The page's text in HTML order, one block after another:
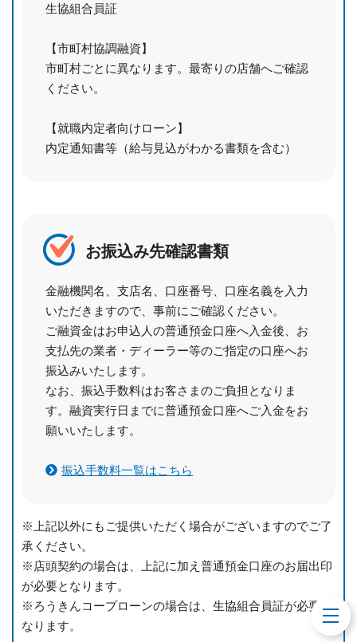
生協組合員証
【市町村協調融資】
市町村ごとに異なります。最寄りの店舗へご確認
ください。
【就職内定者向けローン】
内定通知書等（給与見込がわかる書類を含む）
お振込み先確認書類
金融機関名、支店名、口座番号、口座名義を入力
いただきますので、事前にご確認ください。
ご融資金はお申込人の普通預金口座へ入金後、お
支払先の業者・ディーラー等のご指定の口座へお
振込みいたします。
なお、振込手数料はお客さまのご負担となりま
す。融資実行日までに普通預金口座へご入金をお
願いいたします。
振込手数料一覧はこちら
※上記以外にもご提供いただく場合がございますのでご了
承ください。
※店頭契約の場合は、上記に加え普通預金口座のお届出印
が必要となります。
※ろうきんコープローンの場合は、生協組合員証が必要と
なります。
toggle